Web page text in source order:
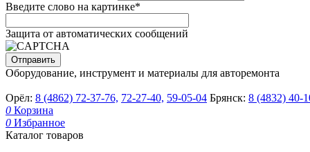
Введите слово на картинке*
Защита от автоматических сообщений
Оборудование, инструмент и материалы для авторемонта
Орёл: 8 (4862) 72-37-76, 72-27-40, 59-05-04 Брянск: 8 (4832) 40-
0 Корзина
0 Избранное
Каталог товаров